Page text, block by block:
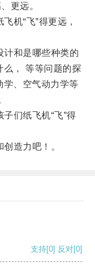
更远。
机“飞”得更远，
和是哪些种类的
么， 等等问题的探
学、空气动力学等
们纸飞机“飞”得
造力吧！。
支持[0] 反对[0]